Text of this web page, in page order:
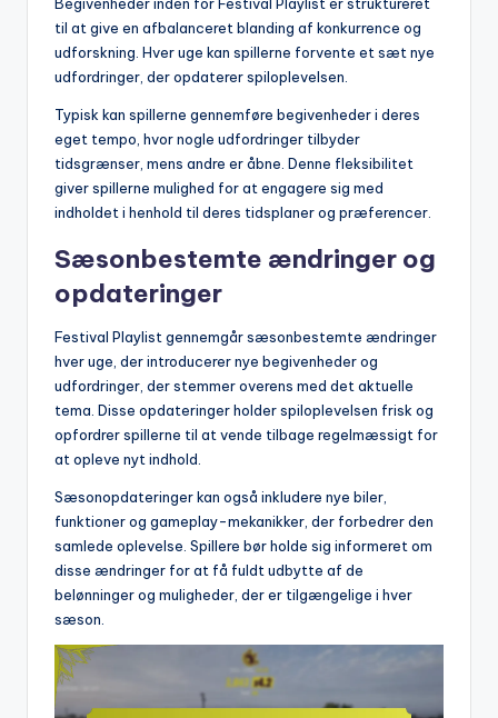
Begivenheder inden for Festival Playlist er struktureret
til at give en afbalanceret blanding af konkurrence og
udforskning. Hver uge kan spillerne forvente et sæt nye
udfordringer, der opdaterer spiloplevelsen.
Typisk kan spillerne gennemføre begivenheder i deres
eget tempo, hvor nogle udfordringer tilbyder
tidsgrænser, mens andre er åbne. Denne fleksibilitet
giver spillerne mulighed for at engagere sig med
indholdet i henhold til deres tidsplaner og præferencer.
Sæsonbestemte ændringer og
opdateringer
Festival Playlist gennemgår sæsonbestemte ændringer
hver uge, der introducerer nye begivenheder og
udfordringer, der stemmer overens med det aktuelle
tema. Disse opdateringer holder spiloplevelsen frisk og
opfordrer spillerne til at vende tilbage regelmæssigt for
at opleve nyt indhold.
Sæsonopdateringer kan også inkludere nye biler,
funktioner og gameplay-mekanikker, der forbedrer den
samlede oplevelse. Spillere bør holde sig informeret om
disse ændringer for at få fuldt udbytte af de
belønninger og muligheder, der er tilgængelige i hver
sæson.